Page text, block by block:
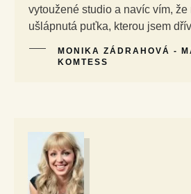
vytoužené studio a navíc vím, že
ušlápnutá puťka, kterou jsem
MONIKA ZÁDRAHOVÁ -
KOMTESS